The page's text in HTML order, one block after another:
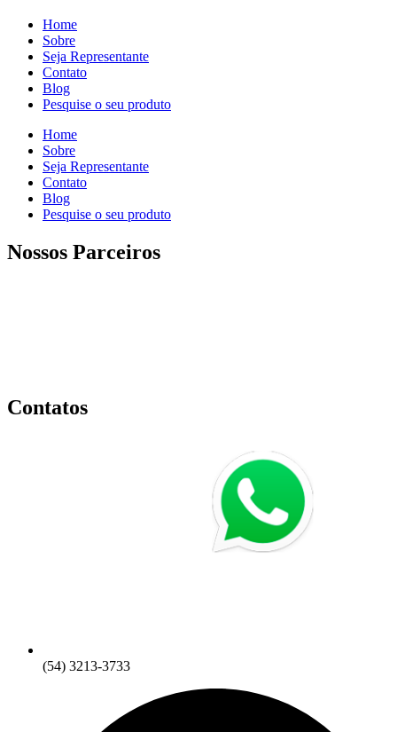
Home
Sobre
Seja Representante
Contato
Blog
Pesquise o seu produto
Home
Sobre
Seja Representante
Contato
Blog
Pesquise o seu produto
Nossos Parceiros
Contatos
(54) 3213-3733